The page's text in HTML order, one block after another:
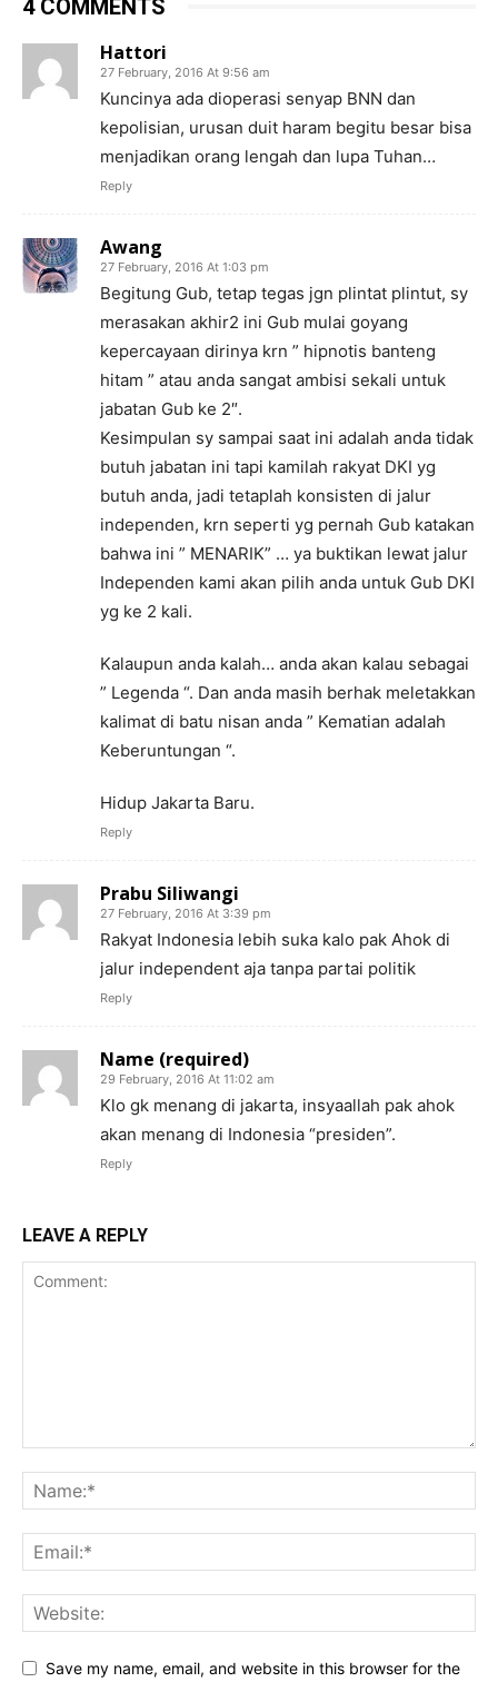
4 COMMENTS
Hattori
27 February, 2016 At 9:56 am
Kuncinya ada dioperasi senyap BNN dan
kepolisian, urusan duit haram begitu besar bisa
menjadikan orang lengah dan lupa Tuhan…
Reply
Awang
27 February, 2016 At 1:03 pm
Begitung Gub, tetap tegas jgn plintat plintut, sy
merasakan akhir2 ini Gub mulai goyang
kepercayaan dirinya krn ” hipnotis banteng
hitam ” atau anda sangat ambisi sekali untuk
jabatan Gub ke 2″.
Kesimpulan sy sampai saat ini adalah anda tidak
butuh jabatan ini tapi kamilah rakyat DKI yg
butuh anda, jadi tetaplah konsisten di jalur
independen, krn seperti yg pernah Gub katakan
bahwa ini ” MENARIK” … ya buktikan lewat jalur
Independen kami akan pilih anda untuk Gub DKI
yg ke 2 kali.
Kalaupun anda kalah… anda akan kalau sebagai
” Legenda “. Dan anda masih berhak meletakkan
kalimat di batu nisan anda ” Kematian adalah
Keberuntungan “.
Hidup Jakarta Baru.
Reply
Prabu Siliwangi
27 February, 2016 At 3:39 pm
Rakyat Indonesia lebih suka kalo pak Ahok di
jalur independent aja tanpa partai politik
Reply
Name (required)
29 February, 2016 At 11:02 am
Klo gk menang di jakarta, insyaallah pak ahok
akan menang di Indonesia “presiden”.
Reply
LEAVE A REPLY
Save my name, email, and website in this browser for the